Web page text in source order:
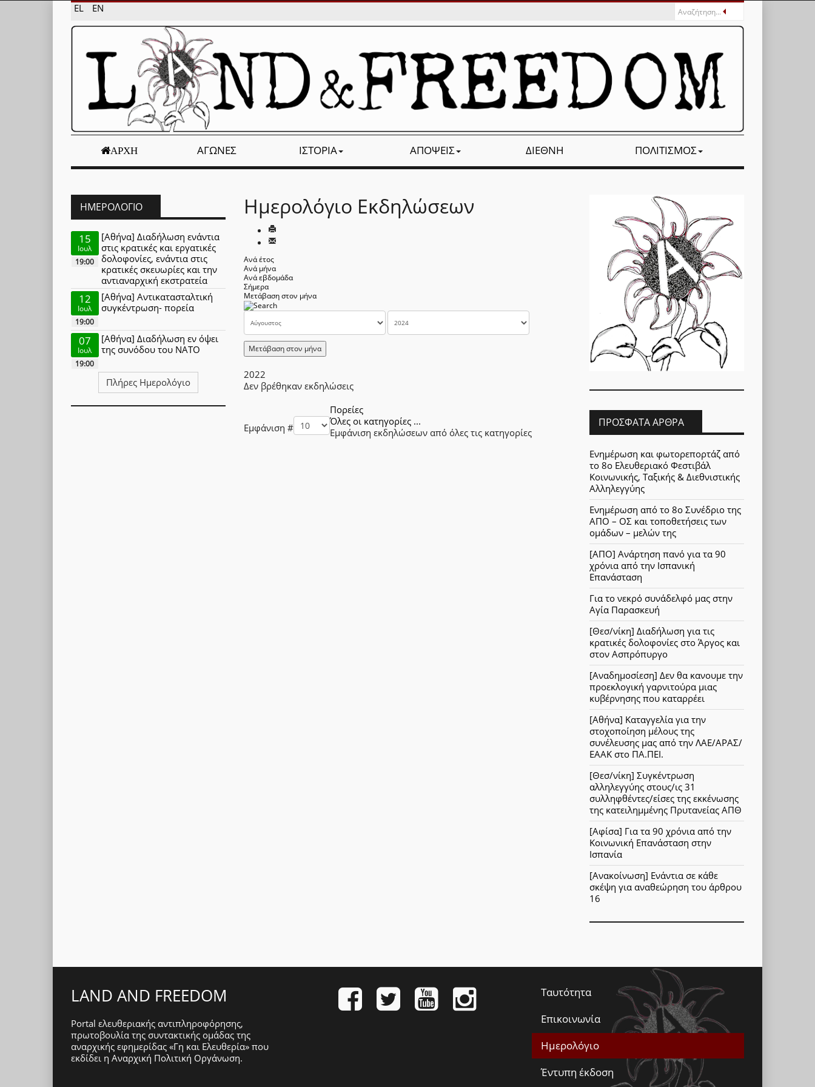
EL EN
ΑΡΧΉ ΑΓΏΝΕΣ ΙΣΤΟΡΊΑ ΑΠΌΨΕΙΣ ΔΙΕΘΝΉ ΠΟΛΙΤΙΣΜΌΣ
Ημερολόγιο Εκδηλώσεων
Ανά έτος
Ανά μήνα
Ανά εβδομάδα
Σήμερα
Μετάβαση στον μήνα
Μετάβαση στον μήνα
2022
Δεν βρέθηκαν εκδηλώσεις
Εμφάνιση #
Πορείες
Όλες οι κατηγορίες ...
Εμφάνιση εκδηλώσεων από όλες τις κατηγορίες
ΗΜΕΡΟΛΌΓΙΟ
15
Ιουλ
19:00
[Αθήνα] Διαδήλωση ενάντια
στις κρατικές και εργατικές
δολοφονίες, ενάντια στις
κρατικές σκευωρίες και την
αντιαναρχική εκστρατεία
12
Ιουλ
19:00
[Αθήνα] Αντικατασταλτική
συγκέντρωση- πορεία
07
Ιουλ
19:00
[Αθήνα] Διαδήλωση εν όψει
της συνόδου του ΝΑΤΟ
Πλήρες Ημερολόγιο
ΠΡΌΣΦΑΤΑ ΆΡΘΡΑ
Ενημέρωση και φωτορεπορτάζ από
το 8ο Ελευθεριακό Φεστιβάλ
Κοινωνικής, Ταξικής & Διεθνιστικής
Αλληλεγγύης
Ενημέρωση από το 8ο Συνέδριο της
ΑΠΟ – ΟΣ και τοποθετήσεις των
ομάδων – μελών της
[ΑΠΟ] Ανάρτηση πανό για τα 90
χρόνια από την Ισπανική
Επανάσταση
Για το νεκρό συνάδελφό μας στην
Αγία Παρασκευή
[Θεσ/νίκη] Διαδήλωση για τις
κρατικές δολοφονίες στο Άργος και
στον Ασπρόπυργο
[Αναδημοσίεση] Δεν θα κανουμε την
προεκλογική γαρνιτούρα μιας
κυβέρνησης που καταρρέει
[Αθήνα] Καταγγελία για την
στοχοποίηση μέλους της
συνέλευσης μας από την ΛΑΕ/ΑΡΑΣ/
ΕΑΑΚ στο ΠΑ.ΠΕΙ.
[Θεσ/νίκη] Συγκέντρωση
αλληλεγγύης στους/ις 31
συλληφθέντες/είσες της εκκένωσης
της κατειλημμένης Πρυτανείας ΑΠΘ
[Αφίσα] Για τα 90 χρόνια από την
Κοινωνική Επανάσταση στην
Ισπανία
[Ανακοίνωση] Ενάντια σε κάθε
σκέψη για αναθεώρηση του άρθρου
16
LAND AND FREEDOM
Portal ελευθεριακής αντιπληροφόρησης,
πρωτοβουλία της συντακτικής ομάδας της
αναρχικής εφημερίδας «Γη και Ελευθερία» που
εκδίδει η Αναρχική Πολιτική Οργάνωση.
Ταυτότητα
Επικοινωνία
Ημερολόγιο
Έντυπη έκδοση